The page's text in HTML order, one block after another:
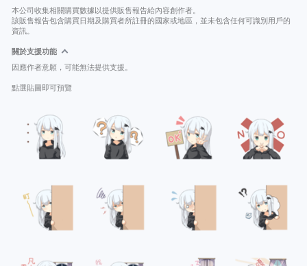
本公司收集相關購買數據以提供販售報告給內容創作者。
該販售報告包含購買日期及購買者所註冊的國家或地區，並未包含任何可識別用戶的
資訊。
關於支援功能
因應作者意願，可能無法提供支援。
點選貼圖即可預覽